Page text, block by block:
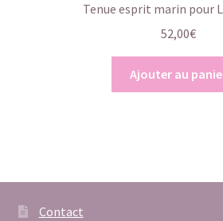
Tenue esprit marin pour
52,00€
Ajouter au
Contact